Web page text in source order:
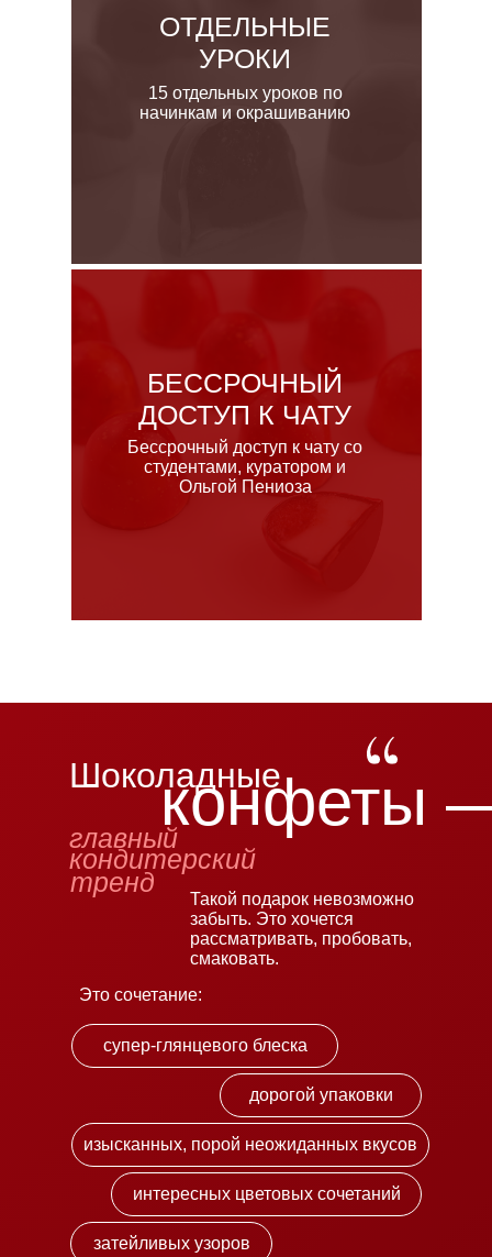
ОТДЕЛЬНЫЕ
УРОКИ
БЕССРОЧНЫЙ
ДОСТУП К ЧАТУ
15 отдельных уроков по
начинкам и окрашиванию
Бессрочный доступ к чату со
студентами, куратором и
Ольгой Пениоза
Шоколадные
конфеты
тренд
главный
кондитерский
Это сочетание:
супер-глянцевого блеска
интересных цветовых сочетаний
изысканных, порой неожиданных вкусов
затейливых узоров
дорогой упаковки
Такой подарок невозможно
забыть. Это хочется
рассматривать, пробовать,
смаковать.